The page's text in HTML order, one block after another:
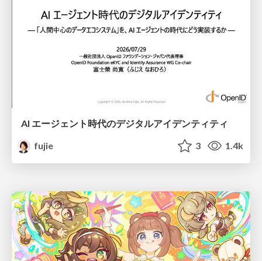
AI エージェント時代のデジタルアイデンティティ
fujie
3 1.4k